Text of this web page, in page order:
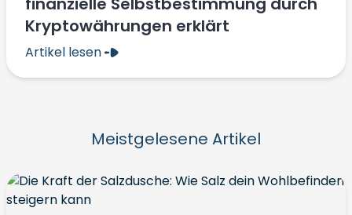
Kryptowährungen erklärt
Artikel lesen
Meistgelesene Artikel